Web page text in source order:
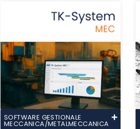
SOFTWARE GESTIONALE
MECCANICA/METALMECCANICA